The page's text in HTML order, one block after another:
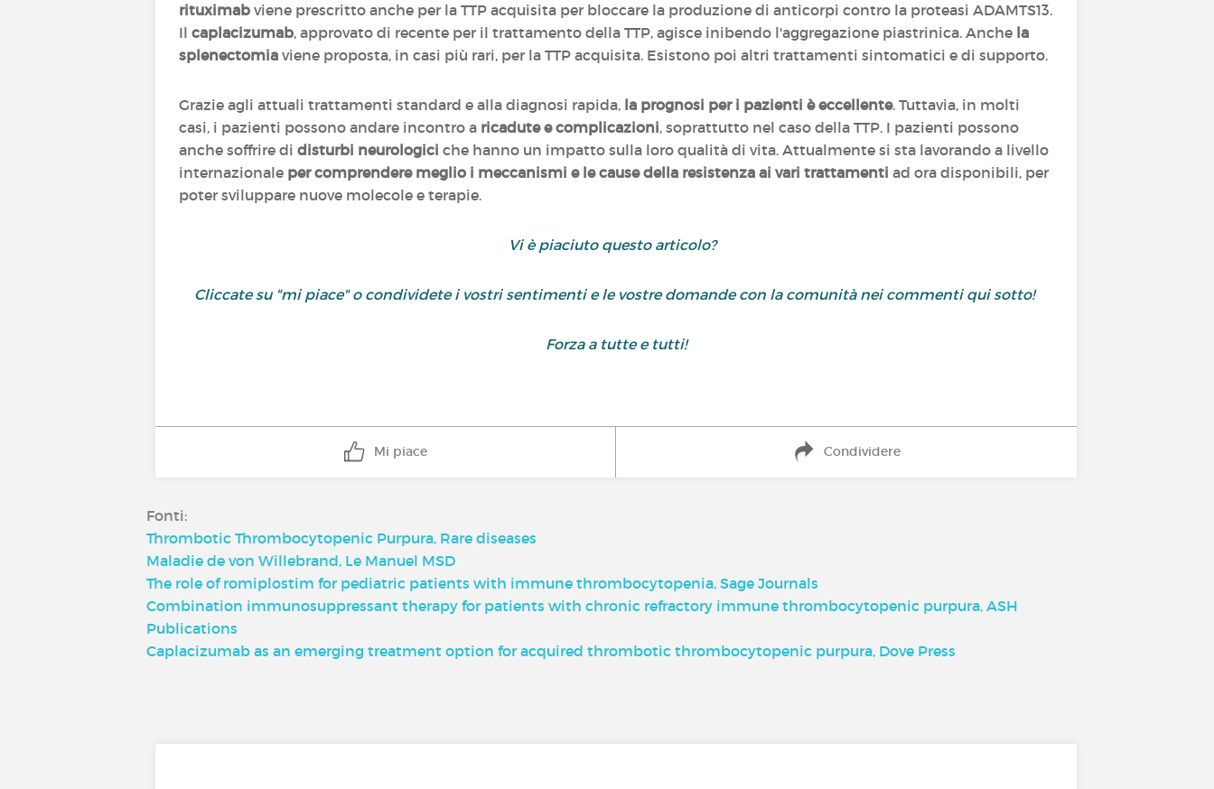
rituximab viene prescritto anche per la TTP acquisita per bloccare la produzione di anticorpi contro la proteasi ADAMTS13.
Il caplacizumab, approvato di recente per il trattamento della TTP, agisce inibendo l'aggregazione piastrinica. Anche la
splenectomia viene proposta, in casi più rari, per la TTP acquisita. Esistono poi altri trattamenti sintomatici e di supporto.
Grazie agli attuali trattamenti standard e alla diagnosi rapida, la prognosi per i pazienti è eccellente. Tuttavia, in molti
casi, i pazienti possono andare incontro a ricadute e complicazioni, soprattutto nel caso della TTP. I pazienti possono
anche soffrire di disturbi neurologici che hanno un impatto sulla loro qualità di vita. Attualmente si sta lavorando a livello
internazionale per comprendere meglio i meccanismi e le cause della resistenza ai vari trattamenti ad ora disponibili, per
poter sviluppare nuove molecole e terapie.
Vi è piaciuto questo articolo?
Cliccate su "mi piace" o condividete i vostri sentimenti e le vostre domande con la comunità nei commenti qui sotto!
Forza a tutte e tutti!
Mi piace Condividere
Fonti:
Thrombotic Thrombocytopenic Purpura, Rare diseases
Maladie de von Willebrand, Le Manuel MSD
The role of romiplostim for pediatric patients with immune thrombocytopenia, Sage Journals
Combination immunosuppressant therapy for patients with chronic refractory immune thrombocytopenic purpura, ASH
Publications
Caplacizumab as an emerging treatment option for acquired thrombotic thrombocytopenic purpura, Dove Press